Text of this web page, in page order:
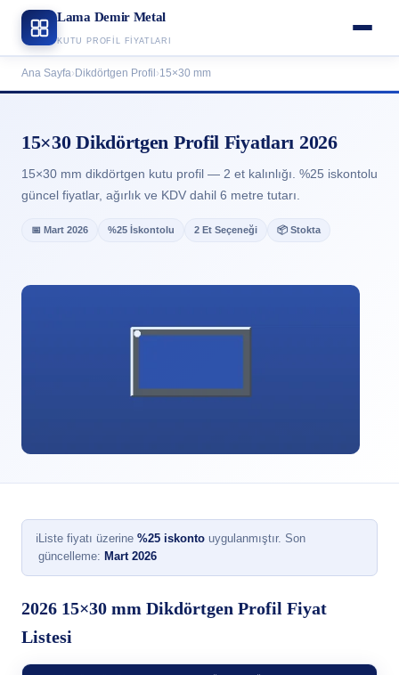
Lama Demir Metal
KUTU PROFIL FIYATLARI
Ana Sayfa› Dikdörtgen Profil ›15×30 mm
15×30 Dikdörtgen Profil Fiyatları 2026
15×30 mm dikdörtgen kutu profil — 2 et kalınlığı. %25 iskontolu
güncel fiyatlar, ağırlık ve KDV dahil 6 metre tutarı.
📅 Mart 2026 %25 İskontolu 2 Et Seçeneği 📦 Stokta
ℹListe fiyatı üzerine %25 iskonto uygulanmıştır. Son
güncelleme: Mart 2026
2026 15×30 mm Dikdörtgen Profil Fiyat
Listesi